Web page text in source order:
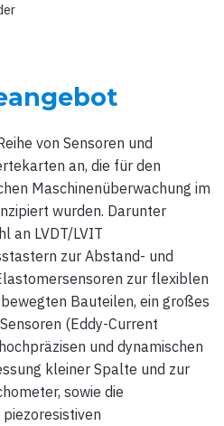
von Sensoren und
an, die für den
Maschinenüberwachung im
wurden. Darunter
an LVDT/LVIT
zur Abstand- und
zur flexiblen
Bauteilen, ein großes
(Eddy-Current
und dynamischen
kleiner Spalte und zur
sowie die